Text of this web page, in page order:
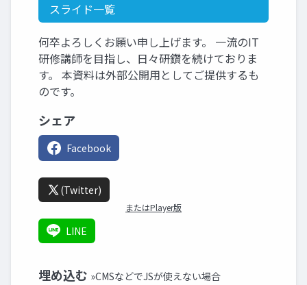
スライド一覧
何卒よろしくお願い申し上げます。 一流のIT
研修講師を目指し、日々研鑽を続けておりま
す。 本資料は外部公開用としてご提供するも
のです。
シェア
Facebook
(Twitter)
またはPlayer版
LINE
埋め込む »CMSなどでJSが使えない場合